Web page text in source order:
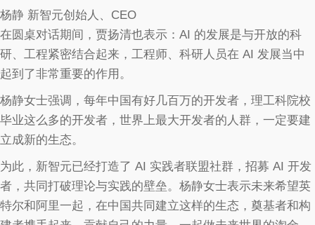
杨静 新智元创始人、CEO
在圆桌对话期间，贾扬清也表示：AI 的发展是与开放的科
研、工程紧密结合起来，工程师、科研人员在 AI 发展当中
起到了非常重要的作用。
杨静女士强调，每年中国有好几百万的开发者，理工科院校
毕业这么多的开发者，世界上最大开发者的人群，一定要建
立成新的生态。
为此，新智元已经打造了 AI 实践者联盟社群，招募 AI 开发
者，共同打破理论与实践的壁垒。杨静女士表示未来希望英
特尔和阿里一起，在中国共同建立这样的生态，奠基者和构